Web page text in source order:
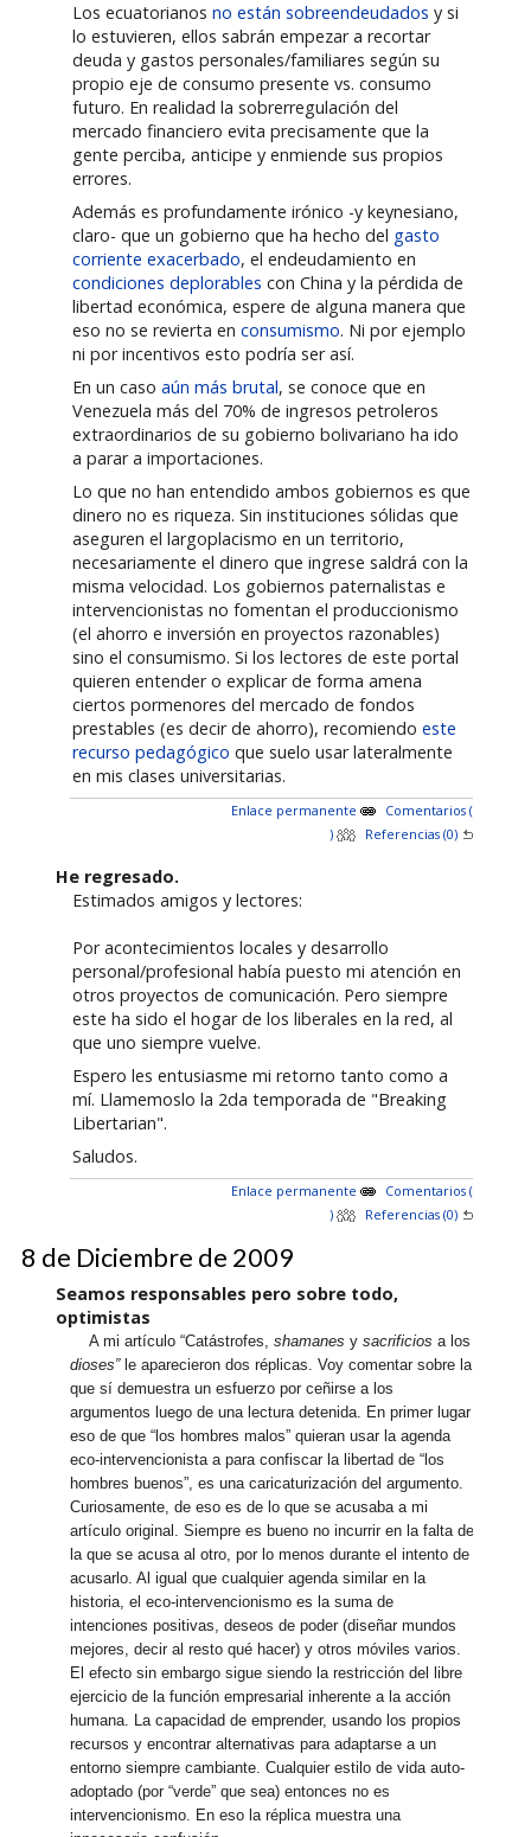
Los ecuatorianosno están sobreendeudados y si
lo estuvieren, ellos sabrán empezar a recortar
deuda y gastos personales/familiares según su
propio eje de consumo presente vs. consumo
futuro. En realidad la sobrerregulación del
mercado financiero evita precisamente que la
gente perciba, anticipe y enmiende sus propios
errores.
Además es profundamente irónico -y keynesiano,
claro- que un gobierno que ha hecho del gasto
corriente exacerbado, el endeudamiento en
condiciones deplorables con China y la pérdida de
libertad económica, espere de alguna manera que
eso no se revierta enconsumismo. Ni por ejemplo
ni por incentivos esto podría ser así.
En un casoaún más brutal, se conoce que en
Venezuela más del 70% de ingresos petroleros
extraordinarios de su gobierno bolivariano ha ido
a parar a importaciones.
Lo que no han entendido ambos gobiernos es que
dinero no es riqueza. Sin instituciones sólidas que
aseguren el largoplacismo en un territorio,
necesariamente el dinero que ingrese saldrá con la
misma velocidad. Los gobiernos paternalistas e
intervencionistas no fomentan el produccionismo
(el ahorro e inversión en proyectos razonables)
sino el consumismo. Si los lectores de este portal
quieren entender o explicar de forma amena
ciertos pormenores del mercado de fondos
prestables (es decir de ahorro), recomiendoeste
recurso pedagógico que suelo usar lateralmente
en mis clases universitarias.
Enlace permanente
Comentarios (
)
Referencias (0)
He regresado.
Estimados amigos y lectores:
Por acontecimientos locales y desarrollo
personal/profesional había puesto mi atención en
otros proyectos de comunicación. Pero siempre
este ha sido el hogar de los liberales en la red, al
que uno siempre vuelve.
Espero les entusiasme mi retorno tanto como a
mí. Llamemoslo la 2da temporada de "Breaking
Libertarian".
Saludos.
Enlace permanente
Comentarios (
)
Referencias (0)
8 de Diciembre de 2009
Seamos responsables pero sobre todo,
optimistas
A mi artículo “Catástrofes,shamanes ysacrificios a los
dioses” le aparecieron dos réplicas. Voy comentar sobre la
que sí demuestra un esfuerzo por ceñirse a los
argumentos luego de una lectura detenida. En primer lugar
eso de que “los hombres malos” quieran usar la agenda
eco-intervencionista a para confiscar la libertad de “los
hombres buenos”, es una caricaturización del argumento.
Curiosamente, de eso es de lo que se acusaba a mi
artículo original. Siempre es bueno no incurrir en la falta de
la que se acusa al otro, por lo menos durante el intento de
acusarlo. Al igual que cualquier agenda similar en la
historia, el eco-intervencionismo es la suma de
intenciones positivas, deseos de poder (diseñar mundos
mejores, decir al resto qué hacer) y otros móviles varios.
El efecto sin embargo sigue siendo la restricción del libre
ejercicio de la función empresarial inherente a la acción
humana. La capacidad de emprender, usando los propios
recursos y encontrar alternativas para adaptarse a un
entorno siempre cambiante. Cualquier estilo de vida auto-
adoptado (por “verde” que sea) entonces no es
intervencionismo. En eso la réplica muestra una